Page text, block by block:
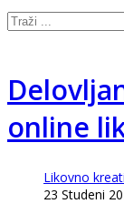
online
Likovno
23 Studeni